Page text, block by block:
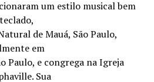
um estilo musical bem
de Mauá, São Paulo,
em
Paulo, e congrega na Igreja
Sua